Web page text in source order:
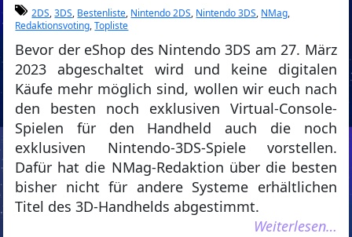
2DS,3DS, Bestenliste, Nintendo 2DS, Nintendo 3DS, NMag,
Redaktionsvoting,Topliste
Bevor der eShop des Nintendo 3DS am 27. März
2023 abgeschaltet wird und keine digitalen
Käufe mehr möglich sind, wollen wir euch nach
den besten noch exklusiven Virtual-Console-
Spielen für den Handheld auch die noch
exklusiven Nintendo-3DS-Spiele vorstellen.
Dafür hat die NMag-Redaktion über die besten
bisher nicht für andere Systeme erhältlichen
Titel des 3D-Handhelds abgestimmt.
Weiterlesen…